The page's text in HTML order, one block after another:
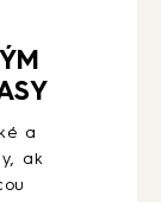
a
ak